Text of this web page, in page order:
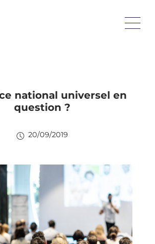
national universel en
question ?
20/09/2019